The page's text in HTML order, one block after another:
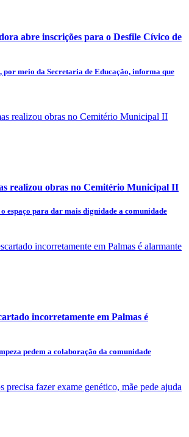
abre inscrições para o Desfile Cívico de
por meio da Secretaria de Educação, informa que
realizou obras no Cemitério Municipal II
espaço para dar mais dignidade a comunidade
incorretamente em Palmas é
pedem a colaboração da comunidade